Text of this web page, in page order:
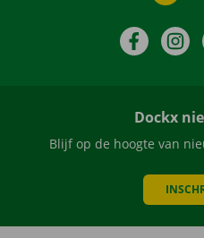
Facebook
Dockx
Blijf op de hoogte van